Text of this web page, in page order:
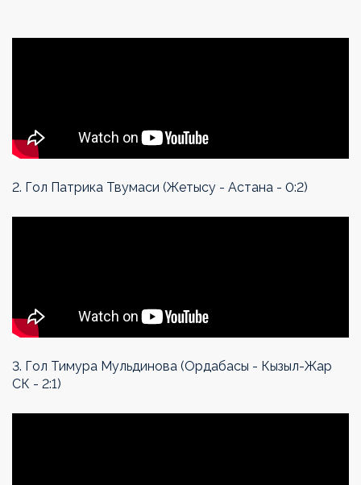
2. Гол Патрика Твумаси (Жетысу - Астана - 0:2)
3. Гол Тимура Мульдинова (Ордабасы - Кызыл-Жар
СК - 2:1)